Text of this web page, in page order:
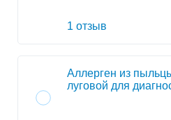
1 отзыв
Аллерген из
луговой для